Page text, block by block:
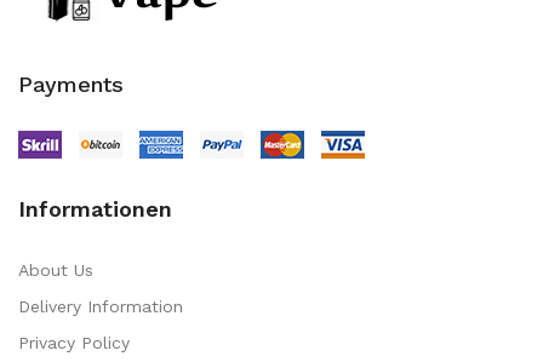
Payments
Informationen
About Us
Delivery Information
Privacy Policy